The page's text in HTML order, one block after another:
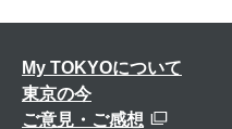
My TOKYOについて
東京の今
ご意見・ご感想